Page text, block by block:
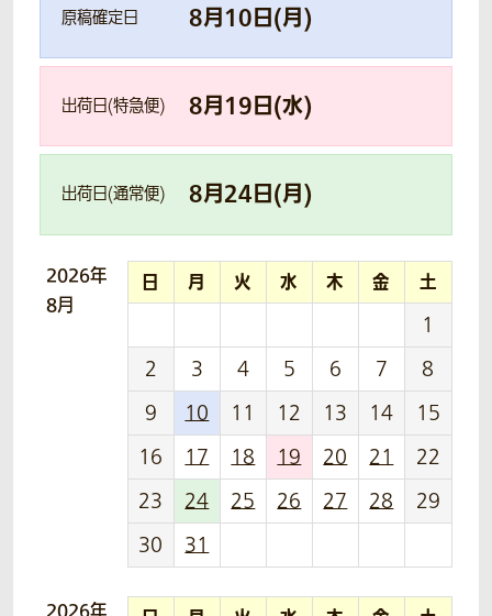
原稿確定日 8月10日(月)
出荷日(特急便) 8月19日(水)
出荷日(通常便) 8月24日(月)
2026年
8月
日 月 火 水 木 金 土
1
2
3 4 5 6 7
8
9
10 11 12 13 14
15
16
17 18 19 20 21
22
23
24 25 26 27 28
29
30
31
2026年